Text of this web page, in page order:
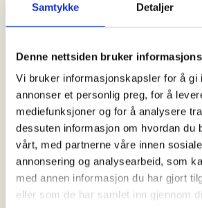
Samtykke Detaljer
Denne nettsiden bruker
Vi bruker informasjonskapsler for å gi
annonser et personlig preg, for å
mediefunksjoner og for å analysere
dessuten informasjon om hvordan du
vårt, med partnerne våre innen
annonsering og analysearbeid, som
med annen informasjon du har gjort
eller som de har samlet inn gjennom
https://99635577
solfrid.ekra@tepas.no
Trysil UNG arrangerer også i år
for ungdom i alderen 13-25 år, hvis
åpent for kvinner (Kvinnesatsing
Kurset ledes av flere dyktige